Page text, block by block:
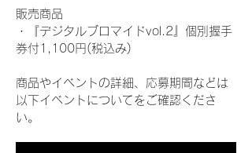
販売商品
・『デジタルブロマイドvol.2』個別握手
券付1,100円(税込み)
商品やイベントの詳細、応募期間などは
以下イベントについてをご確認くださ
い。